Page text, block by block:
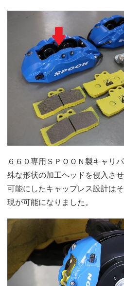
６６０専用ＳＰＯＯＮ製キャリ
殊な形状の加工ヘッドを侵入させ
可能にしたキャップレス設計は
現が可能になりました。